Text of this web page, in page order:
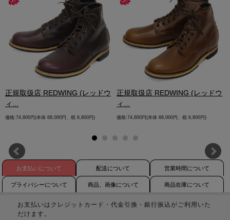
正規取扱店 REDWING (レッドウ
ィ...
価格:74,800円(本体 68,000円、税 6,800円)
正規取扱店 REDWING (レッドウ
ィ...
価格:74,800円(本体 68,000円、税 6,800円)
お支払いについて 配送について 営業時間について
プライバシーについて 商品、画像について 商品在庫について
お支払いはクレジットカード・代金引換・銀行振込がご利用いた
だけます。